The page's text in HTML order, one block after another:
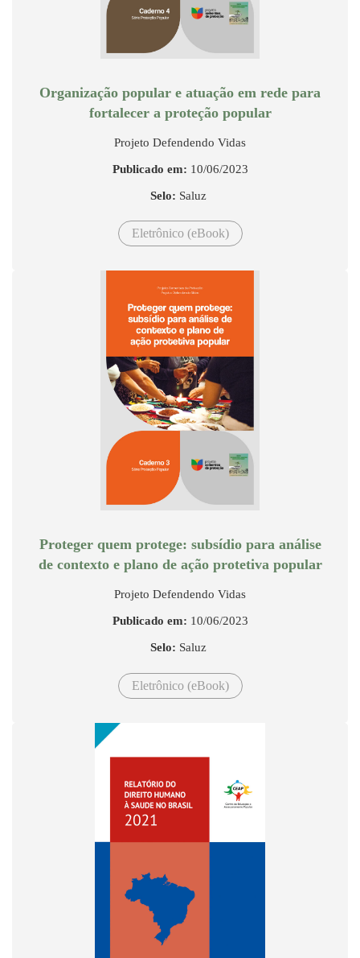
Organização popular e atuação em rede para
fortalecer a proteção popular
Projeto Defendendo Vidas
Publicado em: 10/06/2023
Selo: Saluz
Eletrônico (eBook)
Proteger quem protege: subsídio para análise
de contexto e plano de ação protetiva popular
Projeto Defendendo Vidas
Publicado em: 10/06/2023
Selo: Saluz
Eletrônico (eBook)